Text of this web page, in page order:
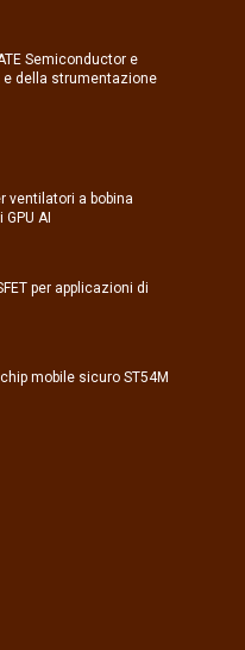
Semiconductor e
e della strumentazione
ventilatori a bobina
AI
per applicazioni di
mobile sicuro ST54M